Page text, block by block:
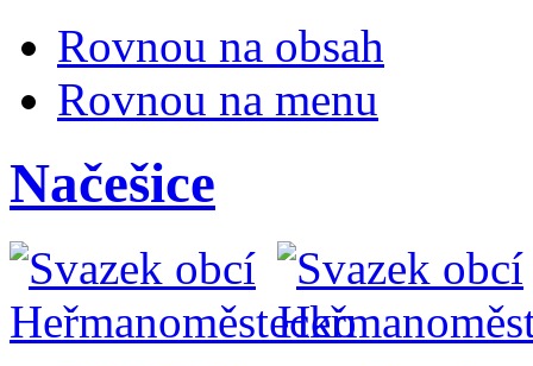
Rovnou na obsah
Rovnou na menu
Načešice